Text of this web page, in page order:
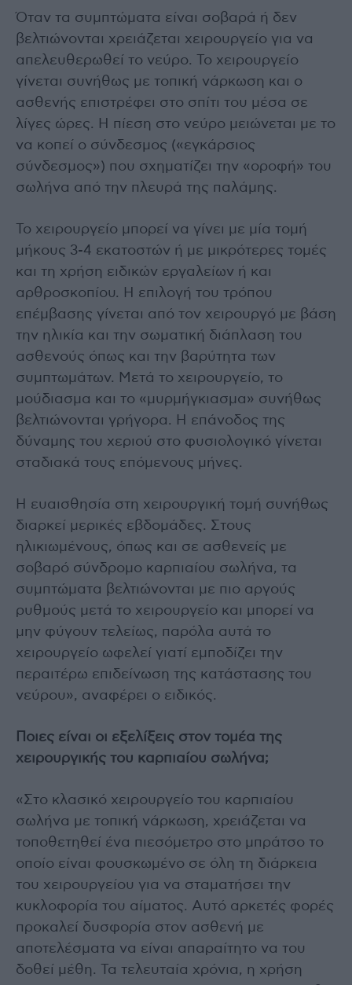
Όταν τα συμπτώματα είναι σοβαρά ή δεν
βελτιώνονται χρειάζεται χειρουργείο για να
απελευθερωθεί το νεύρο. Το χειρουργείο
γίνεται συνήθως με τοπική νάρκωση και ο
ασθενής επιστρέφει στο σπίτι του μέσα σε
λίγες ώρες. Η πίεση στο νεύρο μειώνεται με το
να κοπεί ο σύνδεσμος («εγκάρσιος
σύνδεσμος») που σχηματίζει την «οροφή» του
σωλήνα από την πλευρά της παλάμης.
Το χειρουργείο μπορεί να γίνει με μία τομή
μήκους 3-4 εκατοστών ή με μικρότερες τομές
και τη χρήση ειδικών εργαλείων ή και
αρθροσκοπίου. Η επιλογή του τρόπου
επέμβασης γίνεται από τον χειρουργό με βάση
την ηλικία και την σωματική διάπλαση του
ασθενούς όπως και την βαρύτητα των
συμπτωμάτων. Μετά το χειρουργείο, το
μούδιασμα και το «μυρμήγκιασμα» συνήθως
βελτιώνονται γρήγορα. Η επάνοδος της
δύναμης του χεριού στο φυσιολογικό γίνεται
σταδιακά τους επόμενους μήνες.
Η ευαισθησία στη χειρουργική τομή συνήθως
διαρκεί μερικές εβδομάδες. Στους
ηλικιωμένους, όπως και σε ασθενείς με
σοβαρό σύνδρομο καρπιαίου σωλήνα, τα
συμπτώματα βελτιώνονται με πιο αργούς
ρυθμούς μετά το χειρουργείο και μπορεί να
μην φύγουν τελείως, παρόλα αυτά το
χειρουργείο ωφελεί γιατί εμποδίζει την
περαιτέρω επιδείνωση της κατάστασης του
νεύρου», αναφέρει ο ειδικός.
Ποιες είναι οι εξελίξεις στον τομέα της
χειρουργικής του καρπιαίου σωλήνα;
«Στο κλασικό χειρουργείο του καρπιαίου
σωλήνα με τοπική νάρκωση, χρειάζεται να
τοποθετηθεί ένα πιεσόμετρο στο μπράτσο το
οποίο είναι φουσκωμένο σε όλη τη διάρκεια
του χειρουργείου για να σταματήσει την
κυκλοφορία του αίματος. Αυτό αρκετές φορές
προκαλεί δυσφορία στον ασθενή με
αποτελέσματα να είναι απαραίτητο να του
δοθεί μέθη. Τα τελευταία χρόνια, η χρήση